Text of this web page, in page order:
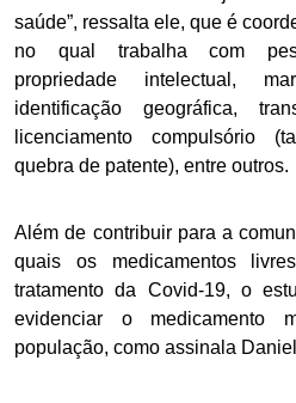
saúde”, ressalta ele, que é
no qual trabalha com
propriedade intelectual,
identificação geográfica,
licenciamento compulsório
quebra de patente), entre outros.
Além de contribuir para a
quais os medicamentos
tratamento da Covid-19, o
evidenciar o
população, como assinala